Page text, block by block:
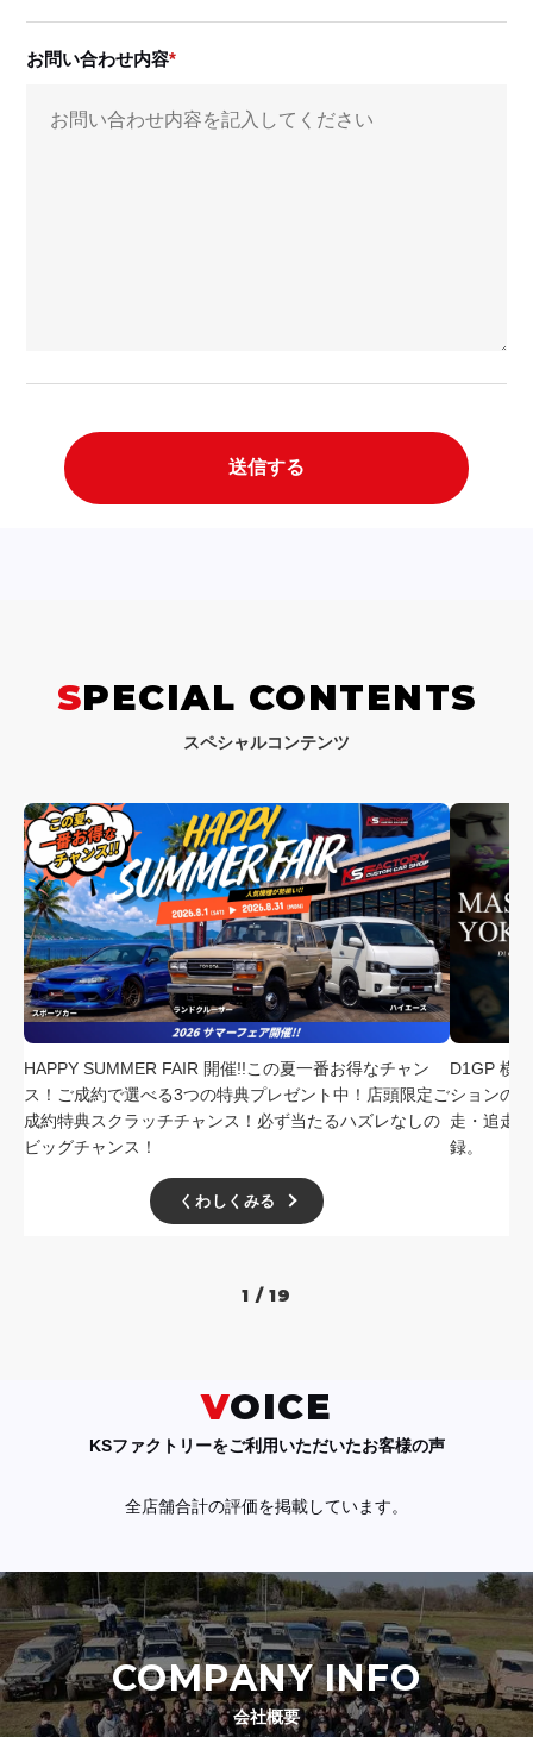
お問い合わせ内容
SPECIAL CONTENTS
スペシャルコンテンツ
HAPPY SUMMER FAIR 開催!!この夏一番お得なチャン
ス！ご成約で選べる3つの特典プレゼント中！店頭限定ご
成約特典スクラッチチャンス！必ず当たるハズレなしの
ビッグチャンス！
くわしくみる
D1GP 横
ションの
走・追走
録。
1 / 19
VOICE
KSファクトリーをご利用いただいたお客様の声
全店舗合計の評価を掲載しています。
COMPANY INFO
会社概要